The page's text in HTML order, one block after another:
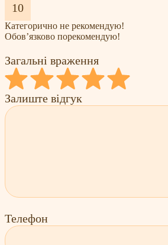
10
Категорично не рекомендую!
Обов’язково порекомендую!
Загальні враження
Залиште відгук
Телефон